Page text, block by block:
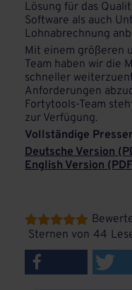
Lösung für das
Software als auch
Lohnabrechnung
Mit einem größeren
Team haben wir die
schneller
Anforderungen
Fortytools-Team
zur Verfügung.
Vollständige
Deutsche Version
English Version

Sternen von 44